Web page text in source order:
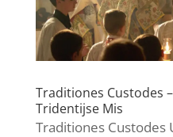
Traditiones Custodes
Tridentijse Mis
Traditiones Custodes